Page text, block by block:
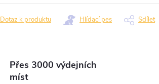
Dotaz k produktu Hlídací pes Sdílet
Přes 3000 výdejních
míst